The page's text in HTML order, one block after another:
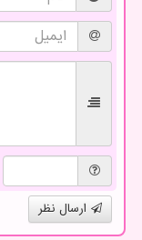
ارسال نظر